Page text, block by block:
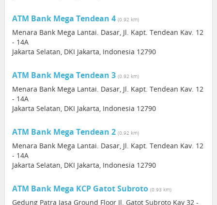
ATM Bank Mega Tendean 4 (0.92 km)
Menara Bank Mega Lantai. Dasar, Jl. Kapt. Tendean Kav. 12
- 14A
Jakarta Selatan, DKI Jakarta, Indonesia 12790
ATM Bank Mega Tendean 3 (0.92 km)
Menara Bank Mega Lantai. Dasar, Jl. Kapt. Tendean Kav. 12
- 14A
Jakarta Selatan, DKI Jakarta, Indonesia 12790
ATM Bank Mega Tendean 2 (0.92 km)
Menara Bank Mega Lantai. Dasar, Jl. Kapt. Tendean Kav. 12
- 14A
Jakarta Selatan, DKI Jakarta, Indonesia 12790
ATM Bank Mega KCP Gatot Subroto (0.93 km)
Gedung Patra Jasa Ground Floor Jl. Gatot Subroto Kav 32 -